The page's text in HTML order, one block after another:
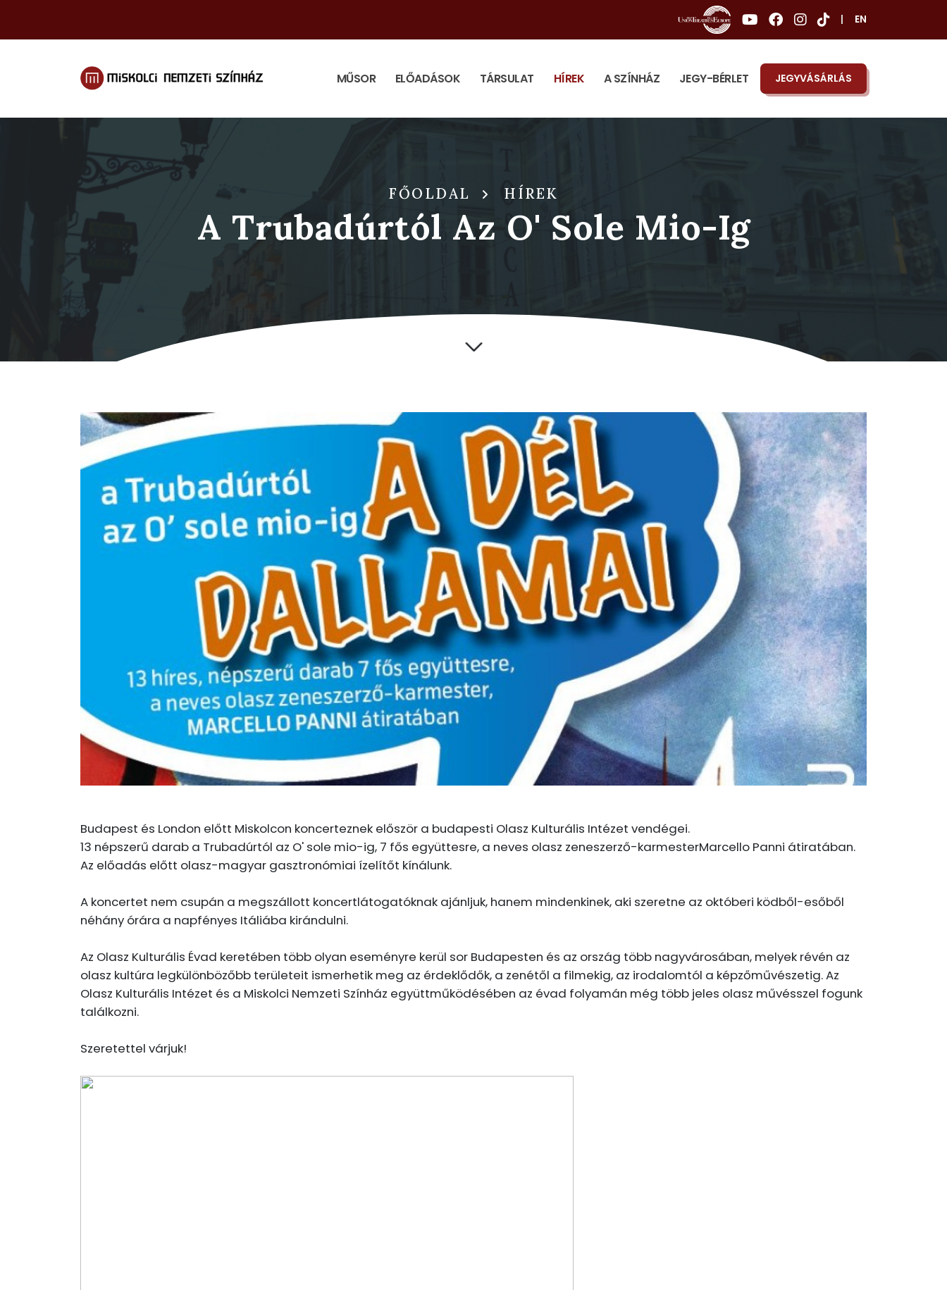
EN
MŰSOR ELŐADÁSOK TÁRSULAT HÍREK A SZÍNHÁZ JEGY-BÉRLET JEGYVÁSÁRLÁS
FŐOLDAL HÍREK
A Trubadúrtól Az O' Sole Mio-Ig
Budapest és London előtt Miskolcon koncerteznek először a budapesti Olasz Kulturális Intézet vendégei.
13 népszerű darab a Trubadúrtól az O' sole mio-ig, 7 fős együttesre, a neves olasz zeneszerző-karmesterMarcello Panni átiratában.
Az előadás előtt olasz-magyar gasztronómiai ízelítőt kínálunk.
A koncertet nem csupán a megszállott koncertlátogatóknak ajánljuk, hanem mindenkinek, aki szeretne az októberi ködből-esőből
néhány órára a napfényes Itáliába kirándulni.
Az Olasz Kulturális Évad keretében több olyan eseményre kerül sor Budapesten és az ország több nagyvárosában, melyek révén az
olasz kultúra legkülönbözőbb területeit ismerhetik meg az érdeklődők, a zenétől a filmekig, az irodalomtól a képzőművészetig. Az
Olasz Kulturális Intézet és a Miskolci Nemzeti Színház együttműködésében az évad folyamán még több jeles olasz művésszel fogunk
találkozni.
Szeretettel várjuk!